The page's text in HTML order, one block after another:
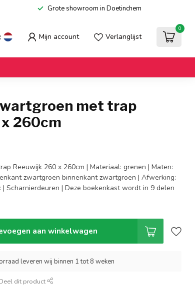
Grote showroom in Doetinchem
Mijn account Verlanglijst
0
met trap
260cm
Reeuwijk 260 x 260cm | Materiaal: grenen | Maten:
zwartgroen binnenkant zwartgroen | Afwerking:
Scharnierdeuren | Deze boekenkast wordt in 9 delen
aan winkelwagen
leveren wij binnen 1 tot 8 weken
Deel dit product